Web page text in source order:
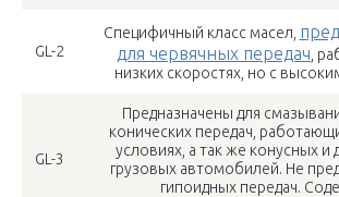
GL-2
Специфичный класс масел,
для червячных передач ,
низких скоростях, но с
GL-3
Предназначены для
конических передач,
условиях, а так же конусных и
грузовых автомобилей. Не
гипоидных передач.